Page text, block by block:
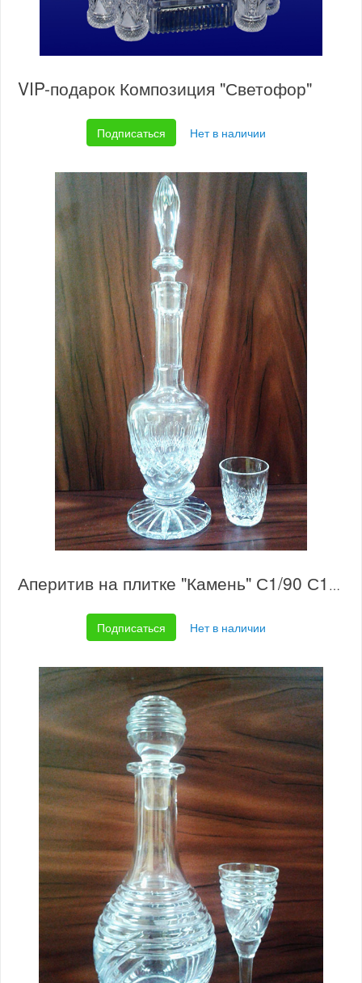
VIP-подарок Композиция "Светофор"
Подписаться Нет в наличии
Аперитив на плитке "Камень" С1/90 С1/90с
Подписаться Нет в наличии